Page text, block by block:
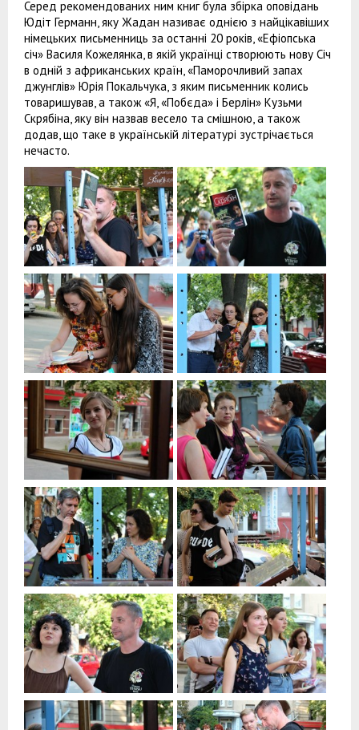
Серед рекомендованих ним книг була збірка оповідань
Юдіт Германн, яку Жадан називає однією з найцікавіших
німецьких письменниць за останні 20 років, «Ефіопська
січ» Василя Кожелянка, в якій українці створюють нову Січ
в одній з африканських країн, «Паморочливий запах
джунглів» Юрія Покальчука, з яким письменник колись
товаришував, а також «Я, «Побєда» і Берлін» Кузьми
Скрябіна, яку він назвав весело та смішною, а також
додав, що таке в українській літературі зустрічається
нечасто.